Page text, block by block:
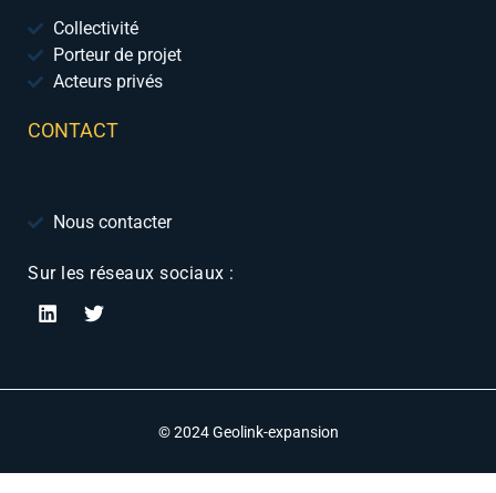
Collectivité
Porteur de projet
Acteurs privés
CONTACT
Nous contacter
Sur les réseaux sociaux :
© 2024 Geolink-expansion